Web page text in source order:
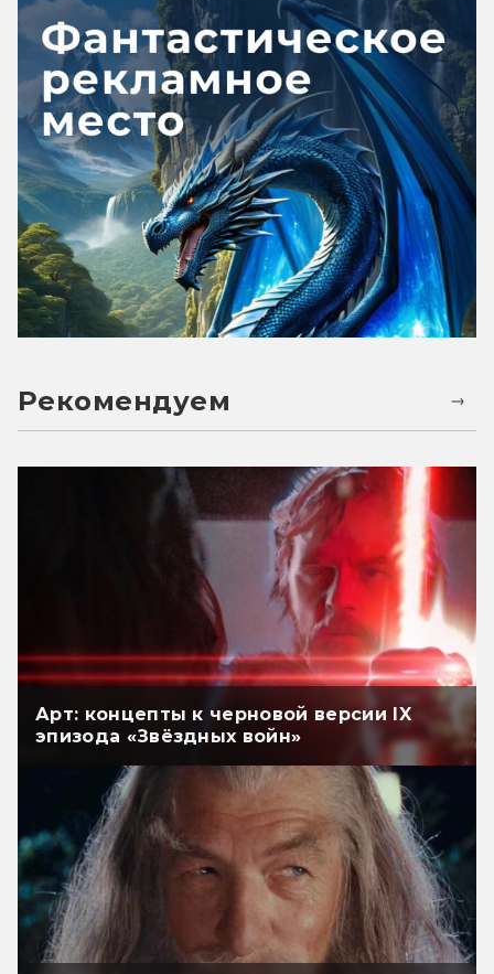
Рекомендуем
Арт: концепты к черновой версии IX
эпизода «Звёздных войн»